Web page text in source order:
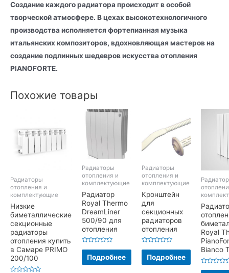
Создание каждого радиатора происходит в особой
творческой атмосфере. В цехах высокотехнологичного
производства исполняется фортепианная музыка
итальянских композиторов, вдохновляющая мастеров на
создание подлинных шедевров искусства отопления
PIANOFORTE.
Похожие товары
Радиаторы
отопления и
комплектующие
Низкие
биметаллические
секционные
радиаторы
отопления купить
в Самаре PRIMO
200/100
Радиаторы
отопления и
комплектующие
Радиатор
Royal Thermo
DreamLiner
500/90 для
отопления
Оценка
5
Подробнее
Радиаторы
отопления и
комплектующие
Кронштейн
для
секционных
радиаторов
отопления
Оценка
5
Подробнее
Royal
Bianco
Оценка